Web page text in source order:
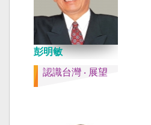
彭明敏
認識台灣 ‧ 展望